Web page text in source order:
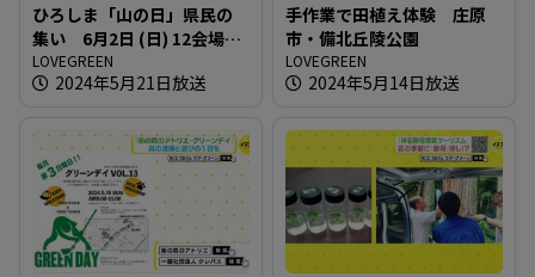
ひろしま「山の日」県民の
集い 6月2日 (日) 12会場で
開催
LOVEGREEN
2024年5月21日放送
手作業で田植え体験 庄原
市・備北丘陵公園
LOVEGREEN
2024年5月14日放送